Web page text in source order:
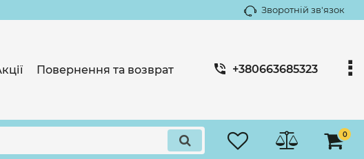
Зворотній зв'язок
Повернення та возврат +380663685323
0